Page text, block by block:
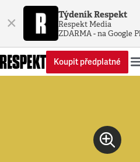
× Týdeník Respekt
Respekt Media
ZDARMA - na Google
Koupit předplatné